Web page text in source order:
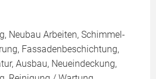
Neubau Arbeiten, Schimmel-
Fassadenbeschichtung,
Ausbau, Neueindeckung,